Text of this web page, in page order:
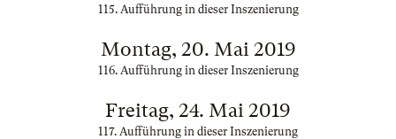
115. Aufführung in dieser Inszenierung
Montag, 20. Mai 2019
116. Aufführung in dieser Inszenierung
Freitag, 24. Mai 2019
117. Aufführung in dieser Inszenierung